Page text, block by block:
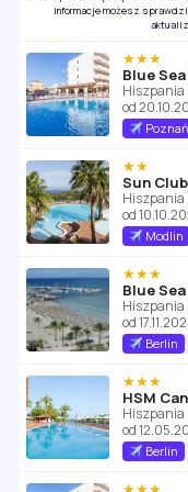
informacje możesz
★★★
Blue
od
Poznań
★★
Sun
od
Modlin
★★★
Blue
od
Berlin
★★★
HSM
od
Berlin